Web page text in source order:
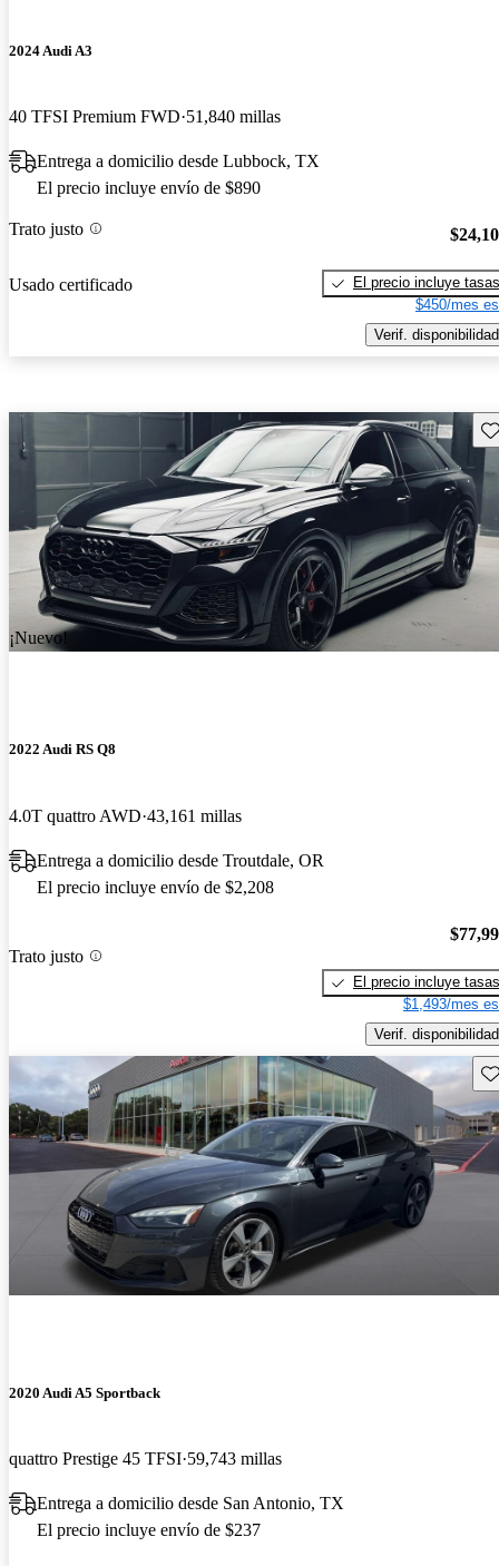
2024 Audi A3
40 TFSI Premium FWD 51,840 millas
Entrega a domicilio desde Lubbock, TX
El precio incluye envío de $890
Trato justo
Usado certificado
El precio incluye tasas
$450/mes
Verif. disponibilidad
¡Nuevo!
2022 Audi RS Q8
4.0T quattro AWD 43,161 millas
Entrega a domicilio desde Troutdale, OR
El precio incluye envío de $2,208
Trato justo
El precio incluye tasas
$1,493/mes
Verif. disponibilidad
2020 Audi A5 Sportback
quattro Prestige 45 TFSI 59,743 millas
Entrega a domicilio desde San Antonio, TX
El precio incluye envío de $237